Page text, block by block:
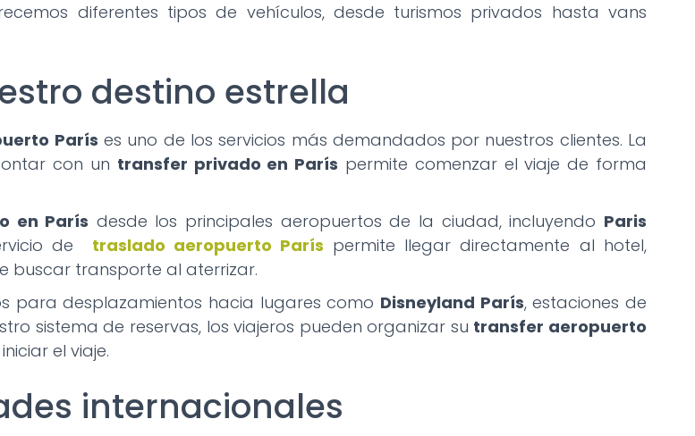
diferentes tipos de vehículos, desde turismos privados hasta vans
destino estrella
París es uno de los servicios más demandados por nuestros clientes. La
con un transfer privado en París permite comenzar el viaje de forma
en París desde los principales aeropuertos de la ciudad, incluyendo Paris
de traslado aeropuerto París permite llegar directamente al hotel,
buscar transporte al aterrizar.
para desplazamientos hacia lugares como Disneyland París, estaciones de
sistema de reservas, los viajeros pueden organizar su transfer aeropuerto
el viaje.
internacionales